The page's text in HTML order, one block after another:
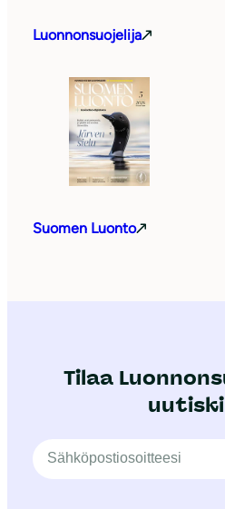
Luonnonsuojelija
Suomen Luonto
Tilaa